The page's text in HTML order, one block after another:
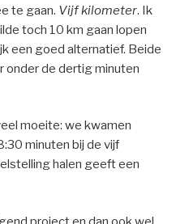
te gaan. Vijf kilometer. Ik
toch 10 km gaan lopen
een goed alternatief. Beide
onder de dertig minuten
moeite: we kwamen
minuten bij de vijf
halen geeft een